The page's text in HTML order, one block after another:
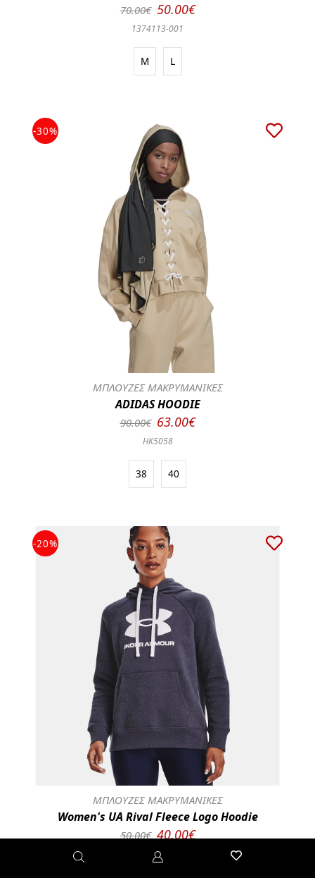
70.00€ 50.00€
1374113-001
M L
-30%
ΜΠΛΟΥΖΕΣ ΜΑΚΡΥΜΑΝΙΚΕΣ
ADIDAS HOODIE
90.00€ 63.00€
HK5058
38 40
-20%
ΜΠΛΟΥΖΕΣ ΜΑΚΡΥΜΑΝΙΚΕΣ
Women's UA Rival Fleece Logo Hoodie
50.00€ 40.00€
1356318-558